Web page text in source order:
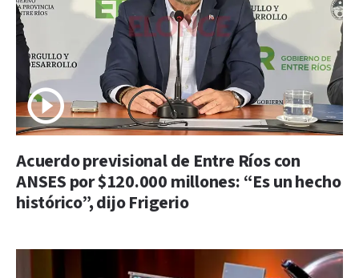
Acuerdo previsional de Entre Ríos con
ANSES por $120.000 millones: “Es un hecho
histórico”, dijo Frigerio